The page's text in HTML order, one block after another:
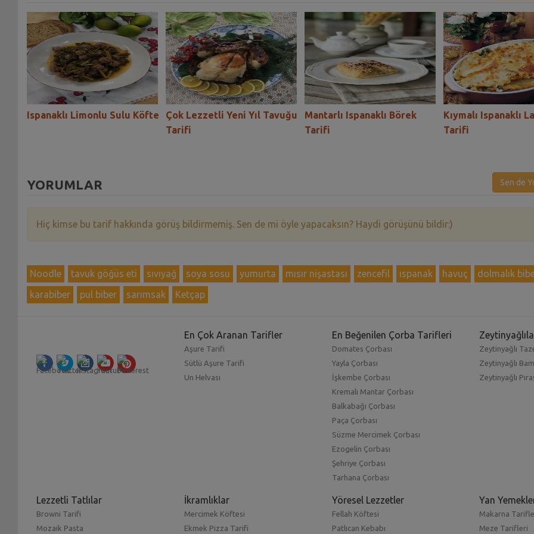
Ispanaklı Limonlu Sulu Köfte
Çok Lezzetli Yeni Yıl Tavuğu
Tarifi
Mantarlı Ispanaklı Börek
Tarifi
Kıymalı Ispanaklı
Tarifi
YORUMLAR Sen de
Hiç kimse bu tarif hakkında görüş bildirmemiş. Sen de mi öyle yapacaksın? Haydi görüşünü bildir:)
Noodle tavuk göğüs eti sıvıyağ soya sosu yumurta mısır nişastası zencefil ıspanak havuç
dolmalık
karabiber
pul biber sarımsak Ketçap
En Çok Aranan Tarifler
Aşure Tarifi
Sütlü Aşure Tarifi
Un Helvası
En Beğenilen Çorba Tarifleri
Domates Çorbası
Yayla Çorbası
İşkembe Çorbası
Kremalı Mantar Çorbası
Balkabağı Çorbası
Paça Çorbası
Süzme Mercimek Çorbası
Ezogelin Çorbası
Şehriye Çorbası
Tarhana Çorbası
Zeytinyağlı
Zeytinyağlı
Zeytinyağlı
Lezzetli Tatlılar
Browni Tarifi
Mozaik Pasta
İkramlıklar
Mercimek Köftesi
Ekmek Pizza Tarifi
Yöresel Lezzetler
Fellah Köftesi
Patlıcan Kebabı
Yan
Makarna
Meze Tarifleri